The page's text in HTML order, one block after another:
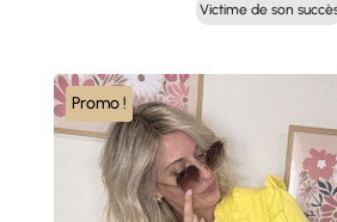
Victime de son
Promo !